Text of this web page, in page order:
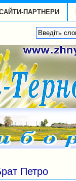
ПАРТНЕРИ
Петро